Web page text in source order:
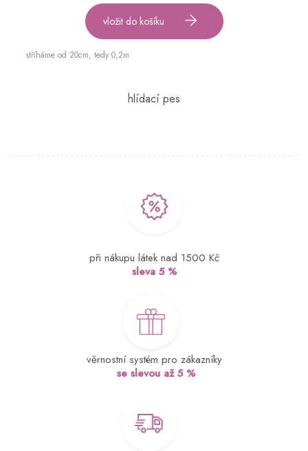
vložit do košíku
stříháme od 20cm, tedy 0,2m
při nákupu látek nad 1500 Kč
sleva 5 %
věrnostní systém pro zákazníky
se slevou až 5 %